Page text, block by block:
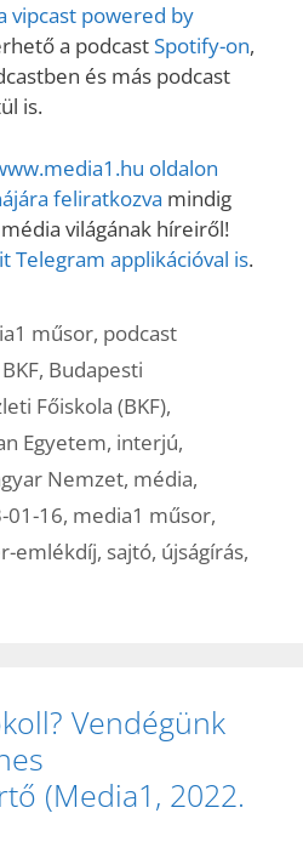
vipcast powered by
a podcastSpotify-on,
és más podcast
is.
oldalon
feliratkozva mindig
világának híreiről!
Telegram applikációval is.
műsor, podcast
BKF, Budapesti
Főiskola (BKF),
Egyetem, interjú,
Nemzet, média,
01-16, media1 műsor,
emlékdíj, sajtó, újságírás,
Vendégünk
(Media1, 2022.